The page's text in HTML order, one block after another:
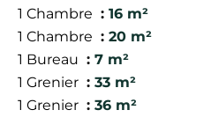
1 Chambre
16 m²
1 Chambre
20 m²
1 Bureau
7 m²
1 Grenier
33 m²
1 Grenier
36 m²